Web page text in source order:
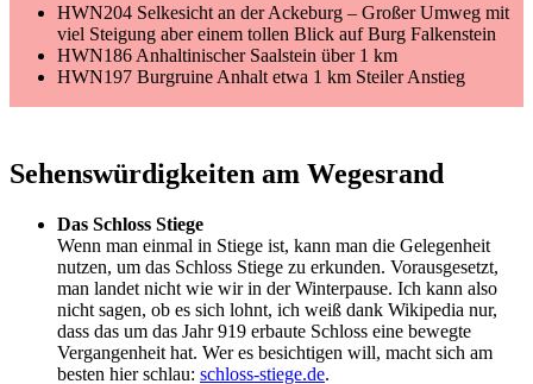
HWN204 Selkesicht an der Ackeburg – Großer Umweg mit
viel Steigung aber einem tollen Blick auf Burg Falkenstein
HWN186 Anhaltinischer Saalstein über 1 km
HWN197 Burgruine Anhalt etwa 1 km Steiler Anstieg
Sehenswürdigkeiten am Wegesrand
Das Schloss Stiege
Wenn man einmal in Stiege ist, kann man die Gelegenheit
nutzen, um das Schloss Stiege zu erkunden. Vorausgesetzt,
man landet nicht wie wir in der Winterpause. Ich kann also
nicht sagen, ob es sich lohnt, ich weiß dank Wikipedia nur,
dass das um das Jahr 919 erbaute Schloss eine bewegte
Vergangenheit hat. Wer es besichtigen will, macht sich am
besten hier schlau: schloss-stiege.de.